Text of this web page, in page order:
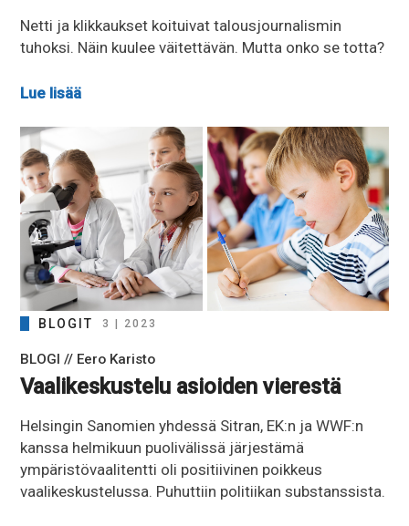
Netti ja klikkaukset koituivat talousjournalismin
tuhoksi. Näin kuulee väitettävän. Mutta onko se totta?
Lue lisää
BLOGIT 3 | 2023
BLOGI // Eero Karisto
Vaalikeskustelu asioiden vierestä
Helsingin Sanomien yhdessä Sitran, EK:n ja WWF:n
kanssa helmikuun puolivälissä järjestämä
ympäristövaalitentti oli positiivinen poikkeus
vaalikeskustelussa. Puhuttiin politiikan substanssista.